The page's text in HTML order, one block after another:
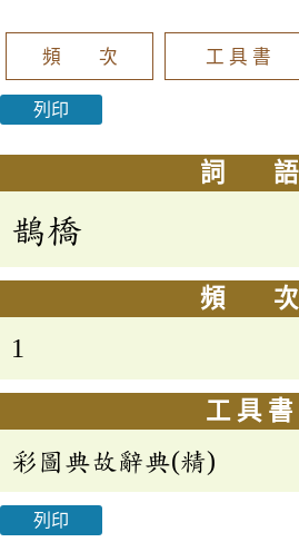
頻 次 工 具 書
列印
詞 語
鵲橋
頻 次
1
工 具 書
彩圖典故辭典(精)
列印